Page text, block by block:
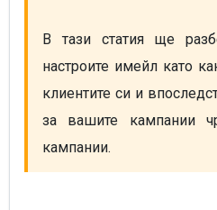
В тази статия ще
настроите имейл като
клиентите си и
за вашите кампании
кампании.